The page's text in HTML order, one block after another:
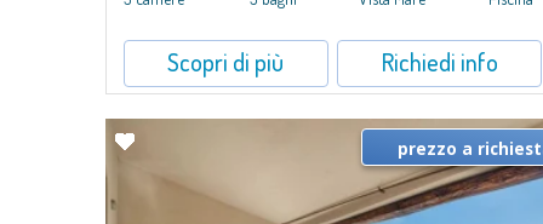
Scopri di più Richiedi info
prezzo a